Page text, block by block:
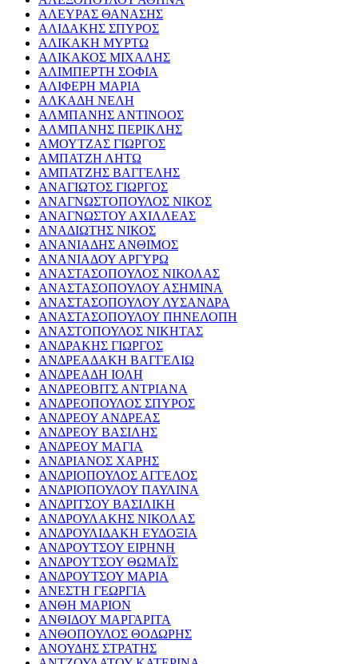
ΑΛΕΥΡΑΣ ΘΑΝΑΣΗΣ
ΑΛΙΔΑΚΗΣ ΣΠΥΡΟΣ
ΑΛΙΚΑΚΗ ΜΥΡΤΩ
ΑΛΙΚΑΚΟΣ ΜΙΧΑΛΗΣ
ΑΛΙΜΠΕΡΤΗ ΣΟΦΙΑ
ΑΛΙΦΕΡΗ ΜΑΡΙΑ
ΑΛΚΑΔΗ ΝΕΛΗ
ΑΛΜΠΑΝΗΣ ΑΝΤΙΝΟΟΣ
ΑΛΜΠΑΝΗΣ ΠΕΡΙΚΛΗΣ
ΑΜΟΥΤΖΑΣ ΓΙΩΡΓΟΣ
ΑΜΠΑΤΖΗ ΛΗΤΩ
ΑΜΠΑΤΖΗΣ ΒΑΓΓΕΛΗΣ
ΑΝΑΓΙΩΤΟΣ ΓΙΩΡΓΟΣ
ΑΝΑΓΝΩΣΤΟΠΟΥΛΟΣ ΝΙΚΟΣ
ΑΝΑΓΝΩΣΤΟΥ ΑΧΙΛΛΕΑΣ
ΑΝΑΔΙΩΤΗΣ ΝΙΚΟΣ
ΑΝΑΝΙΑΔΗΣ ΑΝΘΙΜΟΣ
ΑΝΑΝΙΑΔΟΥ ΑΡΓΥΡΩ
ΑΝΑΣΤΑΣΟΠΟΥΛΟΣ ΝΙΚΟΛΑΣ
ΑΝΑΣΤΑΣΟΠΟΥΛΟΥ ΑΣΗΜΙΝΑ
ΑΝΑΣΤΑΣΟΠΟΥΛΟΥ ΛΥΣΑΝΔΡΑ
ΑΝΑΣΤΑΣΟΠΟΥΛΟΥ ΠΗΝΕΛΟΠΗ
ΑΝΑΣΤΟΠΟΥΛΟΣ ΝΙΚΗΤΑΣ
ΑΝΔΡΑΚΗΣ ΓΙΩΡΓΟΣ
ΑΝΔΡΕΑΔΑΚΗ ΒΑΓΓΕΛΙΩ
ΑΝΔΡΕΑΔΗ ΙΟΛΗ
ΑΝΔΡΕΟΒΙΤΣ ΑΝΤΡΙΑΝΑ
ΑΝΔΡΕΟΠΟΥΛΟΣ ΣΠΥΡΟΣ
ΑΝΔΡΕΟΥ ΑΝΔΡΕΑΣ
ΑΝΔΡΕΟΥ ΒΑΣΙΛΗΣ
ΑΝΔΡΕΟΥ ΜΑΓΙΑ
ΑΝΔΡΙΑΝΟΣ ΧΑΡΗΣ
ΑΝΔΡΙΟΠΟΥΛΟΣ ΑΓΓΕΛΟΣ
ΑΝΔΡΙΟΠΟΥΛΟΥ ΠΑΥΛΙΝΑ
ΑΝΔΡΙΤΣΟΥ ΒΑΣΙΛΙΚΗ
ΑΝΔΡΟΥΛΑΚΗΣ ΝΙΚΟΛΑΣ
ΑΝΔΡΟΥΛΙΔΑΚΗ ΕΥΔΟΞΙΑ
ΑΝΔΡΟΥΤΣΟΥ ΕΙΡΗΝΗ
ΑΝΔΡΟΥΤΣΟΥ ΘΩΜΑΪΣ
ΑΝΔΡΟΥΤΣΟΥ ΜΑΡΙΑ
ΑΝΕΣΤΗ ΓΕΩΡΓΙΑ
ΑΝΘΗ ΜΑΡΙΟΝ
ΑΝΘΙΔΟΥ ΜΑΡΓΑΡΙΤΑ
ΑΝΘΟΠΟΥΛΟΣ ΘΟΔΩΡΗΣ
ΑΝΟΥΔΗΣ ΣΤΡΑΤΗΣ